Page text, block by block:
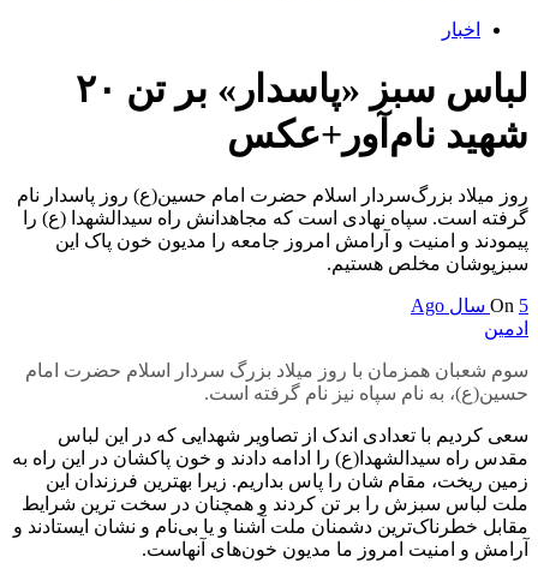
اخبار
لباس سبز «پاسدار» بر تن ۲۰
شهید نام‌آور+عکس
روز میلاد بزرگ‌سردار اسلام حضرت امام حسین(ع) روز پاسدار نام
گرفته است. سپاه نهادی است که مجاهدانش راه سیدالشهدا (ع) را
پیمودند و امنیت و آرامش امروز جامعه را مدیون خون پاک این
سبزپوشان مخلص هستیم.
On 5 سال Ago
ادمین
سوم شعبان همزمان با روز میلاد بزرگ سردار اسلام حضرت امام
حسین(ع)، به نام سپاه نیز نام گرفته است.
سعی کردیم با تعدادی اندک از تصاویر شهدایی که در این لباس
مقدس راه سیدالشهدا(ع) را ادامه دادند و خون پاکشان در این راه به
زمین ریخت، مقام شان را پاس بداریم. زیرا بهترین فرزندان این
ملت لباس سبزش را بر تن کردند و همچنان در سخت ترین شرایط
مقابل خطرناک‌ترین دشمنان ملت آشنا و یا بی‌نام و نشان ایستادند و
آرامش و امنیت امروز ما مدیون خون‌های آنهاست.